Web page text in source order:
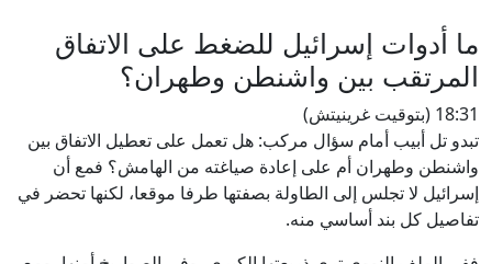
ما أدوات إسرائيل للضغط على الاتفاق
المرتقب بين واشنطن وطهران؟
18:31 (بتوقيت غرينيتش)
تبدو تل أبيب أمام سؤال مركب: هل تعمل على تعطيل الاتفاق بين
واشنطن وطهران أم على إعادة صياغته من الهامش؟ فمع أن
إسرائيل لا تجلس إلى الطاولة بصفتها طرفا موقعا، لكنها تحضر في
تفاصيل كل بند أساسي منه.